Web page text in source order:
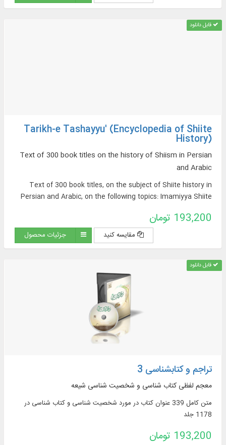
قابل دانلود
Tarikh-e Tashayyu' (Encyclopedia of Shiite
History)
Text of 300 book titles on the history of Shiism in Persian
and Arabic
Text of 300 book titles, on the subject of Shiite history in
Persian and Arabic, on the following topics: Imamiyya Shiite
movements and uprisings, Shiite states, Shiite culture and
civilization, geographical distribution of Shiites, etc.
193,200 تومان
مقایسه کنید جزئیات محصول
قابل دانلود
تراجم و کتابشناسی 3
معجم لفظی کتاب ‏شناسی و شخصیت‏ شناسی شیعه
متن کامل 339 عنوان کتاب در مورد شخصیت‏ شناسی و کتاب‏ شناسی در
1178 جلد
193,200 تومان